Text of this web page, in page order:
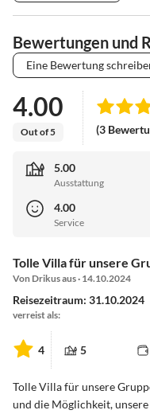
Bewertungen und
Eine Bewertung
4.00
Out of 5 (3
5.00
Ausstattung
4.00
Service
Tolle Villa für unsere
Von Drikus aus · 14.10.2024
Reisezeitraum: 31.10.2024
verreist als:
4 5
Tolle Villa für unsere
und die Möglichkeit,